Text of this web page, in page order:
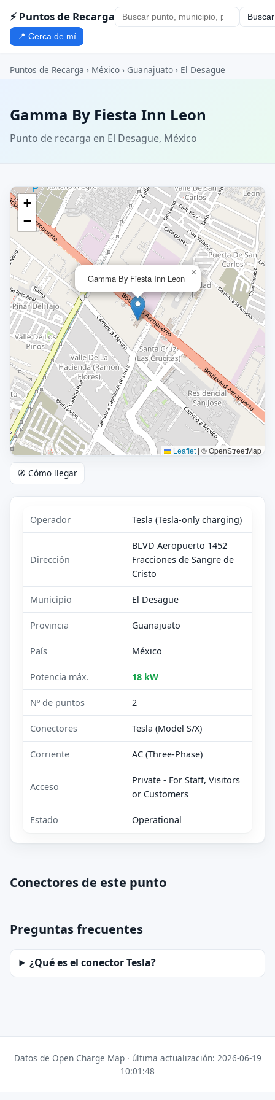
⚡ Puntos de Recarga Buscar
📍 Cerca de mí
Puntos de Recarga › México › Guanajuato › El Desague
Gamma By Fiesta Inn Leon
Punto de recarga en El Desague, México
Gamma By Fiesta Inn Leon
×
+
−
Leaflet | © OpenStreetMap
🧭 Cómo llegar
Operador Tesla (Tesla-only charging)
Dirección
BLVD Aeropuerto 1452
Fracciones de Sangre de
Cristo
Municipio El Desague
Provincia Guanajuato
País México
Potencia máx. 18 kW
Nº de puntos 2
Conectores Tesla (Model S/X)
Corriente AC (Three-Phase)
Acceso
Private - For Staff, Visitors
or Customers
Estado Operational
Conectores de este punto
Preguntas frecuentes
¿Qué es el conector Tesla?
Datos de Open Charge Map · última actualización: 2026-06-19
10:01:48